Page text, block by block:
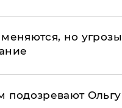
но угрозы
Ольгу